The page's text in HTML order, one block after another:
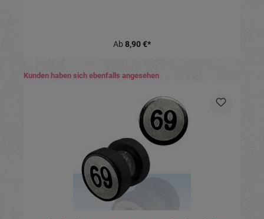
Ab 8,90 €*
Produktgalerie überspringen
Kunden haben sich ebenfalls angesehen